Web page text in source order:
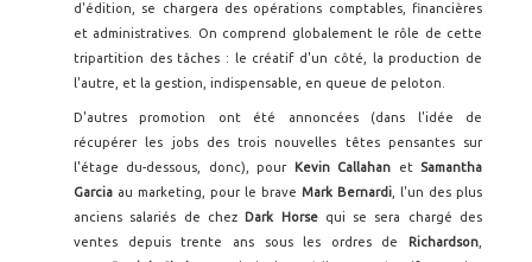
d'édition, se chargera des opérations comptables, financières
et administratives. On comprend globalement le rôle de cette
tripartition des tâches : le créatif d'un côté, la production de
l'autre, et la gestion, indispensable, en queue de peloton.
D'autres promotion ont été annoncées (dans l'idée de
récupérer les jobs des trois nouvelles têtes pensantes sur
l'étage du-dessous, donc), pour
Kevin Callahan et Samantha
Garcia au marketing, pour le brave Mark Bernardi , l'un des plus
anciens salariés de chez
Dark Horsequi se sera chargé des
ventes depuis trente ans sous les ordres de
Richardson